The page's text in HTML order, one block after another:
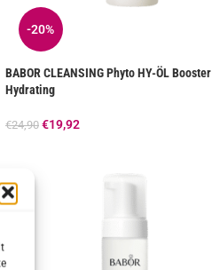
-20%
BABOR CLEANSING Phyto HY-ÖL Booster
Hydrating
€24,90 €19,92